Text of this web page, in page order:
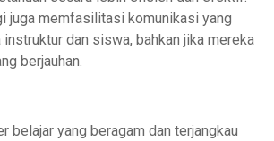
juga memfasilitasi komunikasi yang
instruktur dan siswa, bahkan jika mereka
berjauhan.
belajar yang beragam dan terjangkau